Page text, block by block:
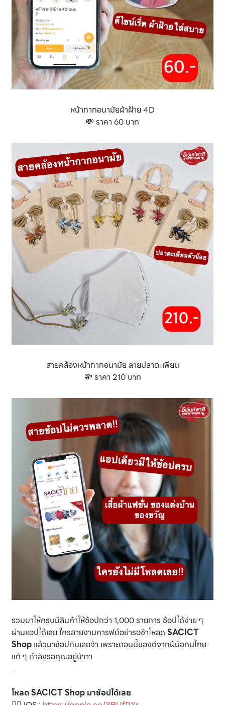
หน้ากากอนามัยผ้าฝ้าย 4D
💸 ราคา 60 บาท
สายคล้องหน้ากากอนามัย ลายปลาตะเพียน
💸 ราคา 210 บาท
รวมมาให้ครบมีสินค้าให้ช้อปกว่า 1,000 รายการ ช้อปได้ง่าย ๆ
ผ่านแอปได้เลย ใครสายงานคารฟต์อย่ารอช้าโหลด SACICT
Shop แล้วมาช้อปกันเลยจ้า เพราะตอนนี้ของดีจากฝีมือคนไทย
แท้ ๆ กำลังรอคุณอยู่น้าาา
.
โหลด SACICT Shop มาช้อปได้เลย